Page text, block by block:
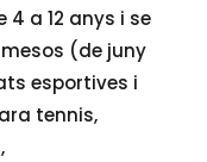
4 a 12 anys i se
(de juny
esportives i
tennis,